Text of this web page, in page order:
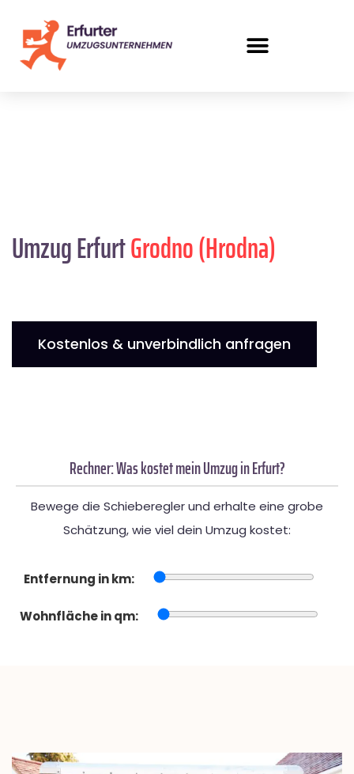
Umzug ErfurtGrodno (Hrodna)
Kostenlos & unverbindlich anfragen
Rechner: Was kostet mein Umzug in Erfurt?
Bewege die Schieberegler und erhalte eine grobe
Schätzung, wie viel dein Umzug kostet:
Entfernung in km:
Wohnfläche in qm: